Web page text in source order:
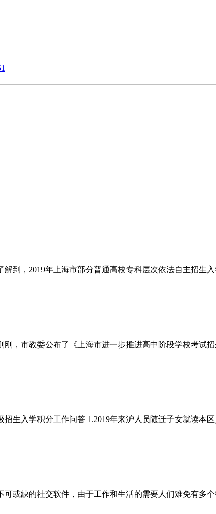
解到，2019年上海市部分普通高校专科层次依法自主招生
刚，市教委公布了《上海市进一步推进高中阶段学校考试
招生入学积分工作问答 1.2019年来沪人员随迁子女就读
可或缺的社交软件，由于工作和生活的需要人们难免有多